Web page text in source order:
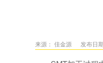
来源： 佳金源 发布日